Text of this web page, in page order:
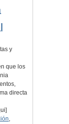
y
que los
directa
,